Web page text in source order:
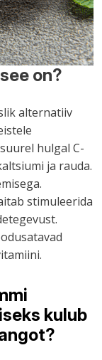
on?
alternatiiv
hulgal C-
ja rauda.
stimuleerida
kulub